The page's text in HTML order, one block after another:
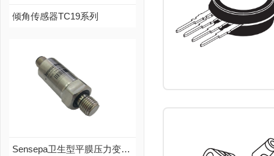
倾角传感器TC19系列
品牌：Sensepa
Sensepa卫生型平膜压力变送器HP350